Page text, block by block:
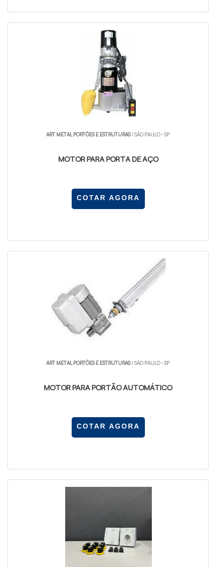
ART METAL PORTÕES E ESTRUTURAS/ SÃO PAULO - SP
MOTOR PARA PORTA DE AÇO
COTAR AGORA
ART METAL PORTÕES E ESTRUTURAS/ SÃO PAULO - SP
MOTOR PARA PORTÃO AUTOMÁTICO
COTAR AGORA